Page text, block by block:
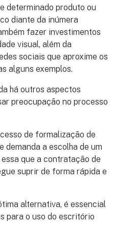
determinado produto ou
diante da inúmera
fazer investimentos
visual, além da
sociais que aproxime os
alguns exemplos.
há outros aspectos
preocupação no processo
de formalização de
demanda a escolha de um
que a contratação de
suprir de forma rápida e
alternativa, é essencial
para o uso do escritório